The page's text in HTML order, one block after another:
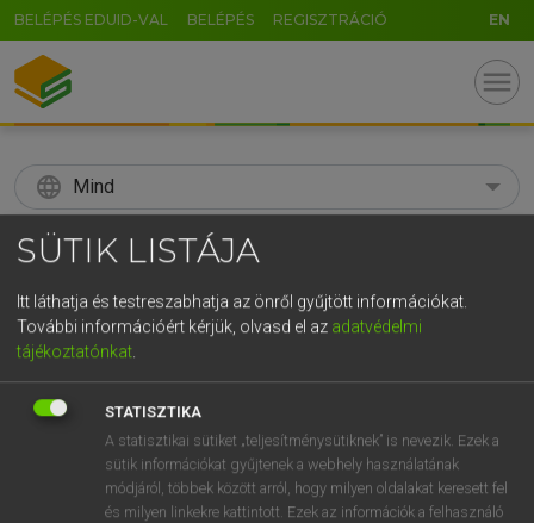
BELÉPÉS EDUID-VAL BELÉPÉS REGISZTRÁCIÓ EN
menu
language Mind
search
KERESÉS
Díjmentes angol szótár
adulterant mn (meg)hamisító
fn
hamisítószer
szennyezőanyag
SÜTIK LISTÁJA
Itt láthatja és testreszabhatja az önről gyűjtött információkat.
További információért kérjük, olvasd el az adatvédelmi
tájékoztatónkat.
STATISZTIKA
A statisztikai sütiket „teljesítménysütiknek” is nevezik. Ezek a
sütik információkat gyűjtenek a webhely használatának
módjáról, többek között arról, hogy milyen oldalakat keresett fel
és milyen linkekre kattintott. Ezek az információk a felhasználó
5 6 7 8 9 ö ü ó
j k
n m , . - AltGr